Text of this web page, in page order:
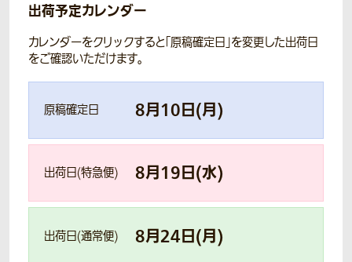
出荷予定カレンダー
カレンダーをクリックすると「原稿確定日」を変更した出荷日
をご確認いただけます。
原稿確定日 8月10日(月)
出荷日(特急便) 8月19日(水)
出荷日(通常便) 8月24日(月)